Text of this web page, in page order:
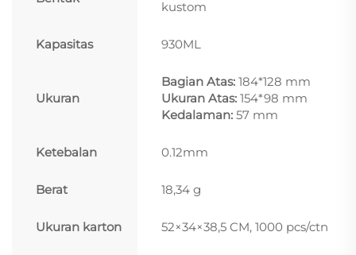
kustom
Kapasitas 930ML
Ukuran
Bagian Atas: 184*128 mm
Ukuran Atas: 154*98 mm
Kedalaman: 57 mm
Ketebalan 0.12mm
Berat 18,34 g
Ukuran karton 52×34×38,5 CM, 1000 pcs/ctn